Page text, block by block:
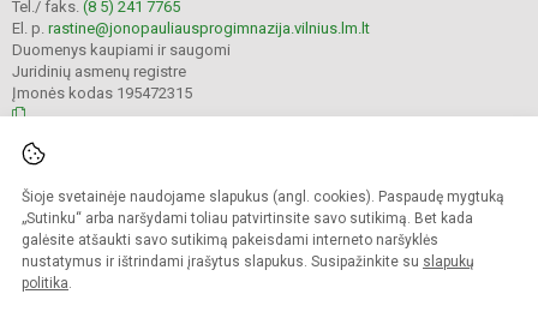
Šioje svetainėje naudojame slapukus (angl. cookies). Paspaudę mygtuką
„Sutinku“ arba naršydami toliau patvirtinsite savo sutikimą. Bet kada
galėsite atšaukti savo sutikimą pakeisdami interneto naršyklės
nustatymus ir ištrindami įrašytus slapukus. Susipažinkite su slapukų
politika.
Tel./ faks. (8 5) 241 7765
El. p. rastine@jonopauliausprogimnazija.vilnius.lm.lt
Duomenys kaupiami ir saugomi
Juridinių asmenų registre
Įmonės kodas 195472315
Kopijuoti turinį be raštiško įstaigos administracijos sutikimo griežtai draudžiama.
Prieinamumo paraiška Slapukų politika
Sumanus būdas atnaujinti